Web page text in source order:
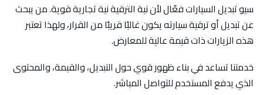
سيو تبديل السيارات فعّال لأن نية الترقية نية تجارية قوية. من يبحث
عن تبديل أو ترقية سيارته يكون غالبًا قريبًا من القرار، ولهذا تعتبر
هذه الزيارات ذات قيمة عالية للمعارض.
خدمتنا تساعد في بناء ظهور قوي حول التبديل، والقيمة، والمحتوى
الذي يدفع المستخدم للتواصل المباشر.